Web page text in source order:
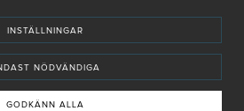
PÅ DENNA SIDA ÄR FRAMTAGNA OCH GRANSKADE
INSTÄLLNINGAR
NÖDVÄNDIGA
GODKÄNN ALLA